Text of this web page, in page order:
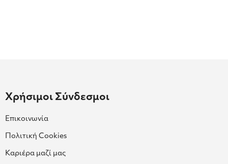
Χρήσιμοι Σύνδεσμοι
Επικοινωνία
Πολιτική Cookies
Καριέρα μαζί μας